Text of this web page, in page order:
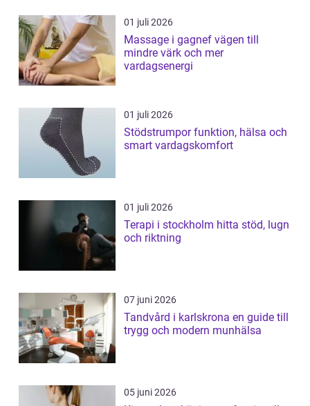
01 juli 2026
Massage i gagnef vägen till
mindre värk och mer
vardagsenergi
01 juli 2026
Stödstrumpor funktion, hälsa och
smart vardagskomfort
01 juli 2026
Terapi i stockholm hitta stöd, lugn
och riktning
07 juni 2026
Tandvård i karlskrona en guide till
trygg och modern munhälsa
05 juni 2026